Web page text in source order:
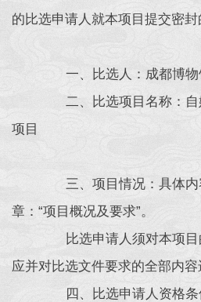
的比选申请人就本项目提交密封
一、比选人：成都博物
二、比选项目名称：自
项
三、项目情况：具体内
章：“项目概况及要求”。
比选申请人须对本项目
应并对比选文件要求的全部内容
四、比选申请人资格条